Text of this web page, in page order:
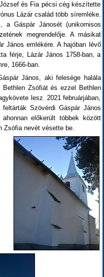
és Fia pécsi cég készítette
Lázár család több síremléke.
a Gáspár Jánosét (unikornisos
megrendelője. A másikat
János emlékére. A hajóban lévő
férje, Lázár János 1758-ban, a
1666-ban.
János, aki felesége halála
Zsófiát és ezzel Bethlen
lesz. 2021 februárjában,
Szövérdi Gáspár János
előkerült többek között
Zsófia nevét vésette be.